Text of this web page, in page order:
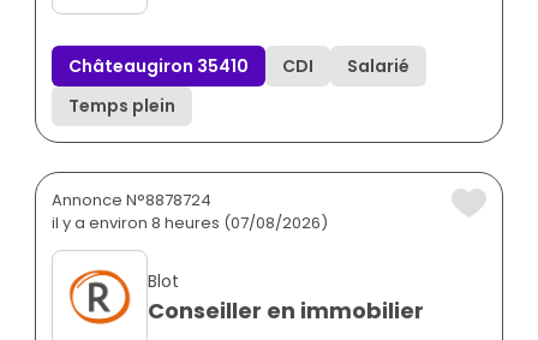
Châteaugiron 35410 CDI
Salarié
Temps plein
Annonce N°8878724
il y a environ 8 heures (07/08/2026)
Blot
Conseiller en immobilier